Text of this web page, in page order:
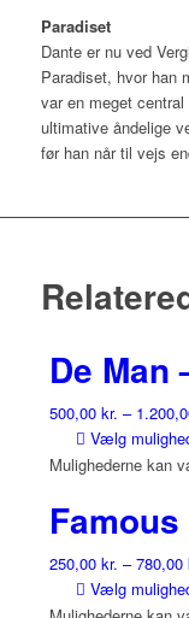
Paradiset
Dante er nu ved
Paradiset, hvor han
var en meget
ultimative åndelige
før han når til vejs
De Man
500,00 kr. –
Vælg
Mulighederne kan
250,00 kr. –780,00
Vælg